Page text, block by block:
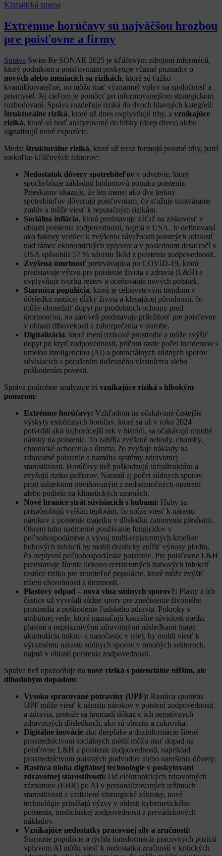
Klimatická zmena
Extrémne horúčavy sú najväčšou hrozbou
pre poisťovne a firmy
Správa Swiss Re SONAR 2025 je kľúčovým zdrojom informácií,
ktorý podnikom a poisťovniam poskytuje včasné poznatky o
nových alebo meniacich sa rizikách, ktoré sú ťažko
kvantifikovateľné, no môžu mať významný vplyv na spoločnosť a
priemysel. Jej cieľom je pomôcť pri informovanejšom strategickom
rozhodovaní. Správa rozdeľuje riziká do dvoch hlavných kategórií:
štrukturálne riziká, ktoré už dnes ovplyvňujú trhy, a vznikajúce
riziká, ktoré sú buď analyzované do hĺbky (deep dives) alebo
signalizujú nové expozície.
Medzi štrukturálne riziká, ktoré už teraz formujú poistné trhy, patrí
niekoľko kľúčových faktorov:
Nedostatok dôvery spotrebiteľov v odvetvie, ktorý
spochybňuje základnú hodnotovú ponuku poistenia.
Prieskumy ukazujú, že len menej ako dve tretiny
spotrebiteľov dôverujú poisťovniam, čo sťažuje uzatváranie
zmlúv a môže viesť k reputačným rizikám.
Sociálna inflácia, ktorá predstavuje záťaž na ziskovosť v
oblasti poistenia zodpovednosti, najmä v USA. Je definovaná
ako faktory vedúce k zvýšeniu závažnosti poistných udalostí
nad rámec ekonomických vplyvov a v poslednom desaťročí v
USA spôsobila 57 % nárastu škôd z poistenia zodpovednosti.
Zvýšená úmrtnosť pretrvávajúca po COVID-19, ktorá
predstavuje výzvu pre poistenie života a zdravia (L&H) a
ovplyvňuje tvorbu rezerv a oceňovanie nových poistiek.
Starnúca populácia, ktorá je celosvetovým trendom v
dôsledku rastúcej dĺžky života a klesajúcej pôrodnosti, čo
môže obmedziť dopyt po produktoch ochrany pred
úmrtnosťou, no zároveň predstavuje príležitosť pre poisťovne
v oblasti dlhovekosti a zabezpečenia v starobe.
Digitalizácia, ktorá mení rizikové prostredie a môže zvýšiť
dopyt po krytí zodpovednosti, pričom rastie počet incidentov s
umelou inteligenciou (AI) a potenciálnych súdnych sporov
súvisiacich s porušením duševného vlastníctva alebo
poškodením povesti.
Správa podrobne analyzuje tri vznikajúce riziká s hlbokým
ponorom:
Extrémne horúčavy: Vzhľadom na očakávané častejšie
výskyty extrémnych horúčav, ktoré sa už v roku 2024
potvrdili ako najhorúcejší rok v histórii, sa očakávajú mnohé
nároky na poistenie. To zahŕňa zvýšené nehody, choroby,
chronické ochorenia a úmrtia, čo zvyšuje náklady na
zdravotné poistenie a namáha systémy zdravotnej
starostlivosti. Horúčavy tiež poškodzujú infraštruktúru a
zvyšujú riziko požiarov. Narastá aj počet súdnych sporov
proti subjektom obviňovaným z nedostatočných opatrení
alebo podielu na klimatických zmenách.
Nové hranice strát súvisiacich s hubami: Huby sa
prispôsobujú vyšším teplotám, čo môže viesť k nárastu
nárokov z poistenia majetku v dôsledku zamorenia plesňami.
Okrem toho nadmerné používanie fungicídov v
poľnohospodárstve a vývoj multi-rezistentných kmeňov
hubových infekcií by mohli drasticky znížiť výnosy plodín,
čo ovplyvní poľnohospodárske poistenie. Pre poisťovne L&H
predstavuje šírenie liekovo rezistentných hubových infekcií
rastúce riziko pre zraniteľné populácie, ktoré môže zvýšiť
mieru chorobnosti a úmrtnosti.
Plastový odpad – nová vlna súdnych sporov?: Plasty a ich
častice už vyvolali súdne spory pre znečistenie životného
prostredia a poškodenie ľudského zdravia. Pokroky v
atribútnej vede, ktoré naznačujú kauzálne súvislosti medzi
plastmi a nepriaznivými zdravotnými následkami (napr.
akumulácia mikro- a nanočastíc v tele), by mohli viesť k
výraznému nárastu súdnych sporov v mnohých sektoroch,
najmä v oblasti poistenia zodpovednosti.
Správa tiež upozorňuje na nové riziká s potenciálne nižším, ale
dlhodobým dopadom:
Vysoko spracované potraviny (UPF): Rastúca spotreba
UPF môže viesť k nárastu nárokov v poistení zodpovednosti
a zdravia, pretože sa hromadí dôkaz o ich negatívnych
zdravotných dôsledkoch, ako sú obezita a cukrovka.
Digitálne inovácie ako deepfake a dezinformácie šírené
prostredníctvom sociálnych médií môžu mať dopad na
poisťovne L&H a poistenie zodpovednosti, napríklad
prostredníctvom poistných podvodov alebo narušenia dôvery.
Rastúca úloha digitálnej technológie v poskytovaní
zdravotnej starostlivosti: Od elektronických zdravotných
záznamov (EHR) po AI v personalizovaných režimoch
starostlivosti a vzdialené chirurgické zákroky, nové
technológie prinášajú výzvy v oblasti kybernetického
poistenia, medicínskej zodpovednosti a prevádzkových
nákladov.
Vznikajúce nedostatky pracovnej sily a zručností:
Starnutie populácie a rýchla transformácia pracovných pozícií
vplyvom AI môžu viesť k nedostatku zručností v kritických